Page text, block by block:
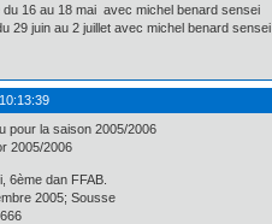
du 16 au 18 mai avec michel benard sensei
29 juin au 2 juillet avec michel benard sensei
pour la saison 2005/2006
2005/2006
6ème dan FFAB.
2005; Sousse